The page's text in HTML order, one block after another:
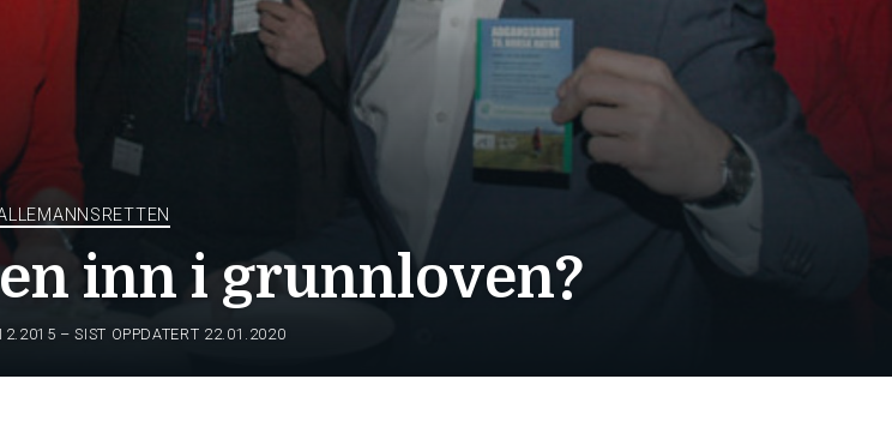
inn i grunnloven?
– SIST OPPDATERT 22.01.2020